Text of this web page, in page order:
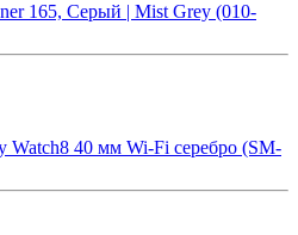
165, Серый | Mist Grey (010-
Watch8 40 мм Wi-Fi серебро (SM-